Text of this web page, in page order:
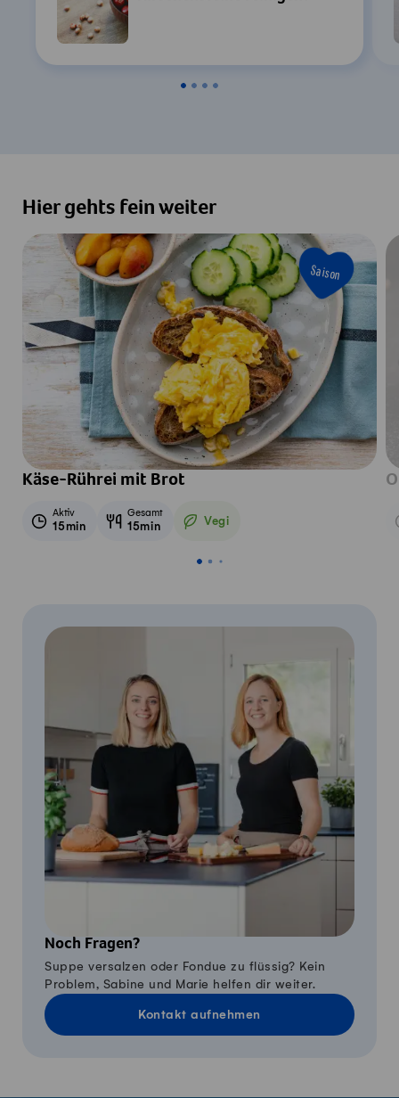
Hier gehts fein weiter
Saison
Käse-Rührei mit Brot
Aktiv
15min
Gesamt
15min Vegi
Vegetarisch
Noch Fragen?
Suppe versalzen oder Fondue zu flüssig? Kein
Problem, Sabine und Marie helfen dir weiter.
Kontakt aufnehmen